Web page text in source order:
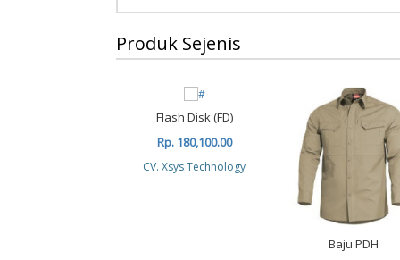
Produk Sejenis
Flash Disk (FD)
Rp. 180,100.00
CV. Xsys Technology
Baju PDH